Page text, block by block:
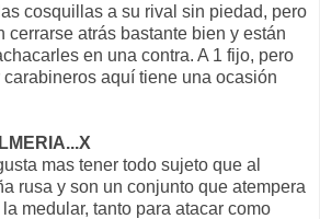
cosquillas a su rival sin piedad, pero
cerrarse atrás bastante bien y están
en una contra. A 1 fijo, pero
aquí tiene una ocasión
mas tener todo sujeto que al
rusa y son un conjunto que atempera
medular, tanto para atacar como